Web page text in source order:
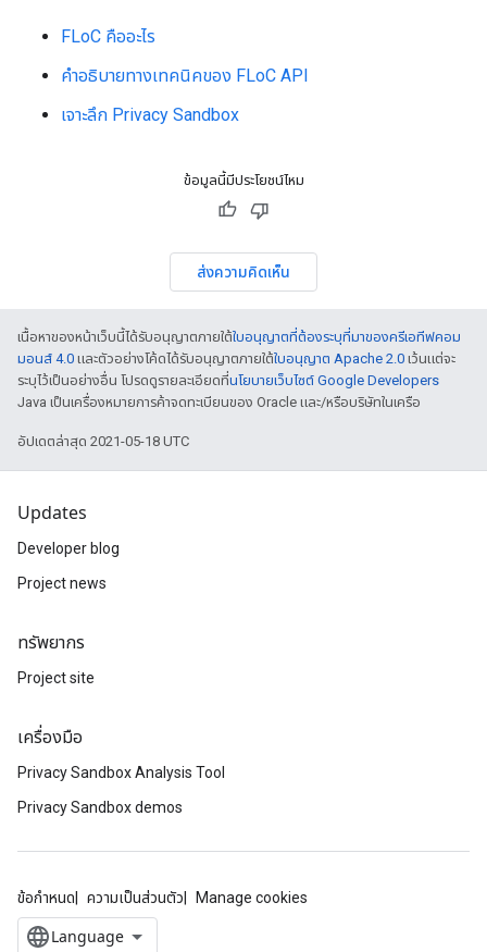
FLoC คืออะไร
คำอธิบายทางเทคนิคของ FLoC API
เจาะลึก Privacy Sandbox
ข้อมูลนี้มีประโยชน์ไหม
ส่งความคิดเห็น
เนื้อหาของหน้าเว็บนี้ได้รับอนุญาตภายใต้ใบอนุญาตที่ต้องระบุที่มาของครีเอทีฟคอม
มอนส์ 4.0 และตัวอย่างโค้ดได้รับอนุญาตภายใต้ใบอนุญาต Apache 2.0 เว้นแต่จะ
ระบุไว้เป็นอย่างอื่น โปรดดูรายละเอียดที่นโยบายเว็บไซต์ Google Developers
Java เป็นเครื่องหมายการค้าจดทะเบียนของ Oracle และ/หรือบริษัทในเครือ
อัปเดตล่าสุด 2021-05-18 UTC
Updates
Developer blog
Project news
ทรัพยากร
Project site
เครื่องมือ
Privacy Sandbox Analysis Tool
Privacy Sandbox demos
ข้อกำหนด ความเป็นส่วนตัว Manage cookies